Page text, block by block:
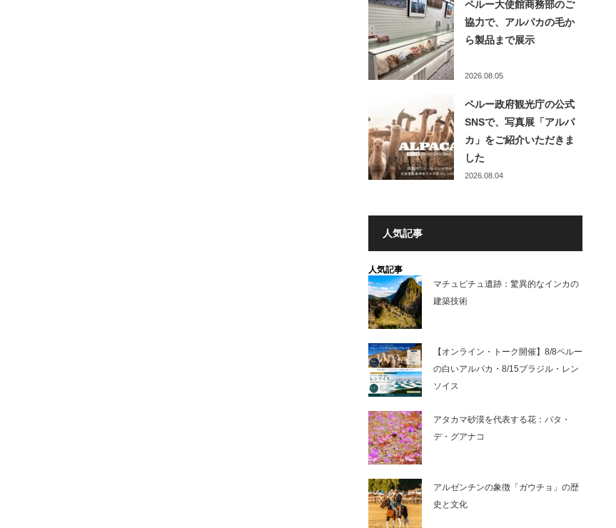
ペルー大使館商務部のご
協力で、アルパカの毛か
ら製品まで展示
2026.08.05
ペルー政府観光庁の公式
SNSで、写真展「アルパ
カ」をご紹介いただきま
した
2026.08.04
人気記事
人気記事
マチュピチュ遺跡：驚異的なインカの
建築技術
【オンライン・トーク開催】8/8ペルー
の白いアルパカ・8/15ブラジル・レン
ソイス
アタカマ砂漠を代表する花：パタ・
デ・グアナコ
アルゼンチンの象徴「ガウチョ」の歴
史と文化